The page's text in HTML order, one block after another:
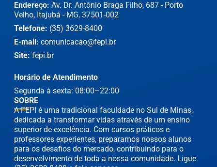
SOBRE
A FEPI é uma tradicional faculdade no Sul de Minas,
dedicada a transformar vidas através de um ensino
superior de excelência. Com cursos práticos e
professores experientes, preparamos nossos alunos
para os desafios do mercado, contribuindo para o
desenvolvimento de toda a nossa comunidade. Ligue
Endereço: Av. Dr. Antônio Braga Filho, 687 - Porto
Velho, Itajubá - MG, 37501-002
Telefone: (35) 3629-8400
E-mail: comunicacao@fepi.br
Site: fepi.br
Horário de Atendimento
Segunda à sexta: 08:00–22:00